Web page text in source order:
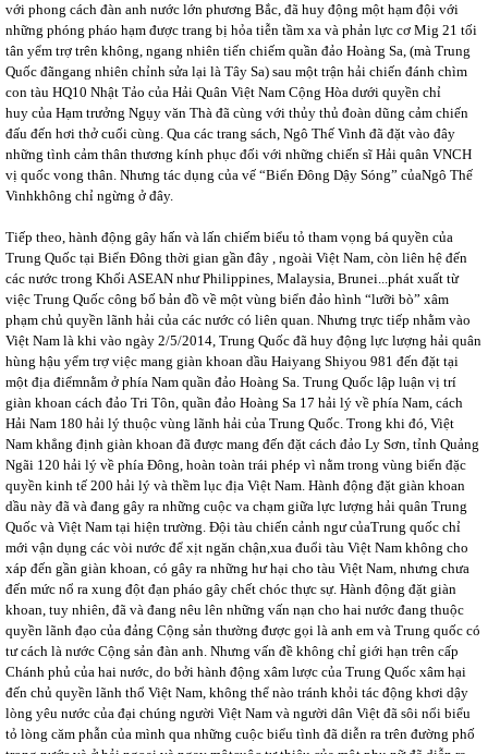
với phong cách đàn anh nước lớn phương Bắc, đã huy động một hạm đội với
những phóng pháo hạm được trang bị hỏa tiễn tầm xa và phản lực cơ Mig 21 tối
tân yểm trợ trên không, ngang nhiên tiến chiếm quần đảo Hoàng Sa, (mà Trung
Quốc đãngang nhiên chỉnh sửa lại là Tây Sa) sau một trận hải chiến đánh chìm
con tàu HQ10 Nhật Tảo của Hải Quân Việt Nam Cộng Hòa dưới quyền chỉ
huy của Hạm trưởng Ngụy văn Thà đã cùng với thủy thủ đoàn dũng cảm chiến
đấu đến hơi thở cuối cùng. Qua các trang sách, Ngô Thế Vinh đã đặt vào đây
những tình cảm thân thương kính phục đối với những chiến sĩ Hải quân VNCH
vị quốc vong thân. Nhưng tác dụng của vế “Biển Đông Dậy Sóng” củaNgô Thế
Vinhkhông chỉ ngừng ở đây.
Tiếp theo, hành động gây hấn và lấn chiếm biểu tỏ tham vọng bá quyền của
Trung Quốc tại Biển Đông thời gian gần đây , ngoài Việt Nam, còn liên hệ đến
các nước trong Khối ASEAN như Philippines, Malaysia, Brunei...phát xuất từ
việc Trung Quốc công bố bản đồ về một vùng biển đảo hình “lưỡi bò” xâm
phạm chủ quyền lãnh hải của các nước có liên quan. Nhưng trực tiếp nhằm vào
Việt Nam là khi vào ngày 2/5/2014, Trung Quốc đã huy động lực lượng hải quân
hùng hậu yểm trợ việc mang giàn khoan dầu Haiyang Shiyou 981 đến đặt tại
một địa điểmnằm ở phía Nam quần đảo Hoàng Sa. Trung Quốc lập luận vị trí
giàn khoan cách đảo Tri Tôn, quần đảo Hoàng Sa 17 hải lý về phía Nam, cách
Hải Nam 180 hải lý thuộc vùng lãnh hải của Trung Quốc. Trong khi đó, Việt
Nam khẳng định giàn khoan đã được mang đến đặt cách đảo Ly Sơn, tỉnh Quảng
Ngãi 120 hải lý về phía Đông, hoàn toàn trái phép vì nằm trong vùng biển đặc
quyền kinh tế 200 hải lý và thềm lục địa Việt Nam. Hành động đặt giàn khoan
dầu này đã và đang gây ra những cuộc va chạm giữa lực lượng hải quân Trung
Quốc và Việt Nam tại hiện trường. Đội tàu chiến cảnh ngư củaTrung quốc chỉ
mới vận dụng các vòi nước để xịt ngăn chận,xua đuổi tàu Việt Nam không cho
xáp đến gần giàn khoan, có gây ra những hư hại cho tàu Việt Nam, nhưng chưa
đến mức nổ ra xung đột đạn pháo gây chết chóc thực sự. Hành động đặt giàn
khoan, tuy nhiên, đã và đang nêu lên những vấn nạn cho hai nước đang thuộc
quyền lãnh đạo của đảng Cộng sản thường được gọi là anh em và Trung quốc có
tư cách là nước Cộng sản đàn anh. Nhưng vấn đề không chỉ giới hạn trên cấp
Chánh phủ của hai nước, do bởi hành động xâm lược của Trung Quốc xâm hại
đến chủ quyền lãnh thổ Việt Nam, không thể nào tránh khỏi tác động khơi dậy
lòng yêu nước của đại chúng người Việt Nam và người dân Việt đã sôi nổi biểu
tỏ lòng căm phẫn của mình qua những cuộc biểu tình đã diễn ra trên đường phố